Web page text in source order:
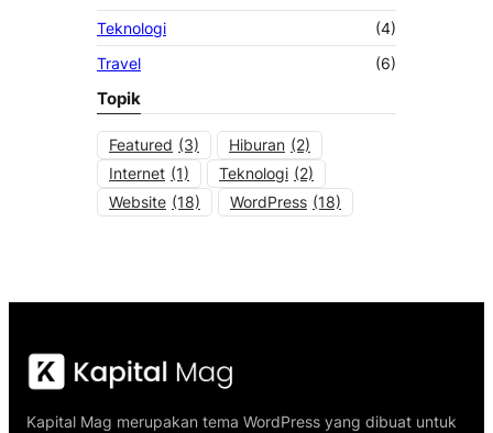
Teknologi
(4)
Travel
(6)
Topik
Featured (3) Hiburan (2)
Internet (1) Teknologi (2)
Website (18) WordPress (18)
Kapital Mag merupakan tema WordPress yang dibuat untuk